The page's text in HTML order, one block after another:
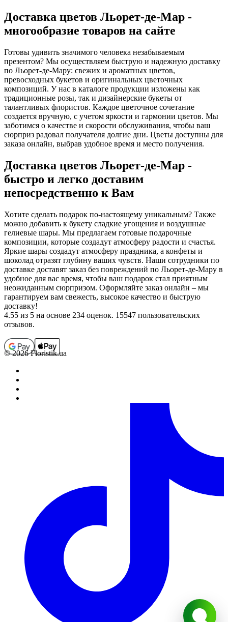
Доставка цветов Льорет-де-Мар -
многообразие товаров на сайте
Готовы удивить значимого человека незабываемым
презентом? Мы осуществляем быструю и надежную доставку
по Льорет-де-Мару: свежих и ароматных цветов,
превосходных букетов и оригинальных цветочных
композиций. У нас в каталоге продукции изложены как
традиционные розы, так и дизайнерские букеты от
талантливых флористов. Каждое цветочное сочетание
создается вручную, с учетом яркости и гармонии цветов. Мы
заботимся о качестве и скорости обслуживания, чтобы ваш
сюрприз радовал получателя долгие дни. Цветы доступны для
заказа онлайн, выбрав удобное время и место получения.
Доставка цветов Льорет-де-Мар -
быстро и легко доставим
непосредственно к Вам
Хотите сделать подарок по-настоящему уникальным? Также
можно добавить к букету сладкие угощения и воздушные
гелиевые шары. Мы предлагаем готовые подарочные
композиции, которые создадут атмосферу радости и счастья.
Яркие шары создадут атмосферу праздника, а конфеты и
шоколад отразят глубину ваших чувств. Наши сотрудники по
доставке доставят заказ без повреждений по Льорет-де-Мару в
удобное для вас время, чтобы ваш подарок стал приятным
неожиданным сюрпризом. Оформляйте заказ онлайн – мы
гарантируем вам свежесть, высокое качество и быструю
доставку!
4.55 из 5 на основе 234 оценок. 15547 пользовательских
отзывов.
© 2026 Floristik.ua